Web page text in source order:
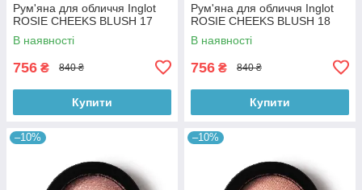
Рум'яна для обличчя Inglot
ROSIE CHEEKS BLUSH 17
В наявності
756 ₴ 840 ₴
Купити
Рум'яна для обличчя Inglot
ROSIE CHEEKS BLUSH 18
В наявності
756 ₴ 840 ₴
Купити
–10% –10%